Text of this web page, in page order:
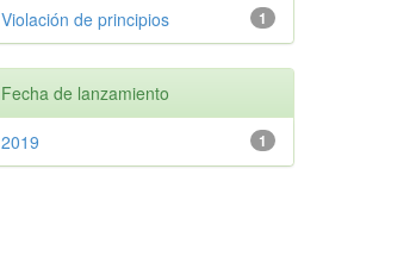
1
Violación de principios
Fecha de lanzamiento
1
2019